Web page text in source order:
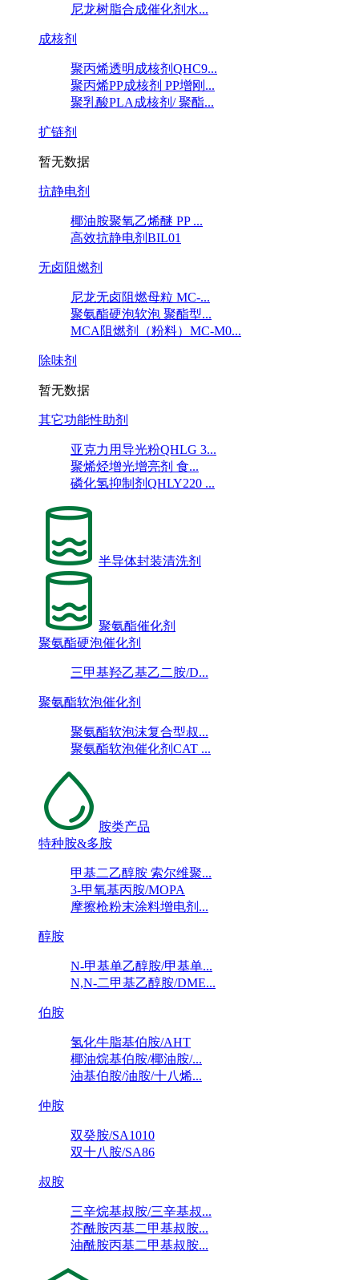
尼龙树脂合成催化剂水...
成核剂
聚丙烯透明成核剂QHC9...
聚丙烯PP成核剂 PP增刚...
聚乳酸PLA成核剂/ 聚酯...
扩链剂
暂无数据
抗静电剂
椰油胺聚氧乙烯醚 PP ...
高效抗静电剂BIL01
无卤阻燃剂
尼龙无卤阻燃母粒 MC-...
聚氨酯硬泡软泡 聚酯型...
MCA阻燃剂（粉料）MC-M0...
除味剂
暂无数据
其它功能性助剂
亚克力用导光粉QHLG 3...
聚烯烃增光增亮剂 食...
磷化氢抑制剂QHLY220 ...
半导体封装清洗剂
聚氨酯催化剂
聚氨酯硬泡催化剂
三甲基羟乙基乙二胺/D...
聚氨酯软泡催化剂
聚氨酯软泡沫复合型叔...
聚氨酯软泡催化剂CAT ...
胺类产品
特种胺&多胺
甲基二乙醇胺 索尔维聚...
3-甲氧基丙胺/MOPA
摩擦枪粉末涂料增电剂...
醇胺
N-甲基单乙醇胺/甲基单...
N,N-二甲基乙醇胺/DME...
伯胺
氢化牛脂基伯胺/AHT
椰油烷基伯胺/椰油胺/...
油基伯胺/油胺/十八烯...
仲胺
双癸胺/SA1010
双十八胺/SA86
叔胺
三辛烷基叔胺/三辛基叔...
芥酰胺丙基二甲基叔胺...
油酰胺丙基二甲基叔胺...